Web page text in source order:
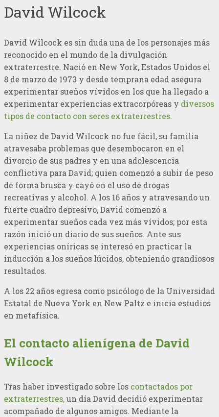
David Wilcock
David Wilcock es sin duda una de los personajes más
reconocido en el mundo de la divulgación
extraterrestre. Nació en New York, Estados Unidos el
8 de marzo de 1973 y desde temprana edad asegura
experimentar sueños vívidos en los que ha llegado a
experimentar experiencias extracorpóreas y diversos
tipos de contacto con seres extraterrestres.
La niñez de David Wilcock no fue fácil, su familia
atravesaba problemas que desembocaron en el
divorcio de sus padres y en una adolescencia
conflictiva para David; quien comenzó a subir de peso
de forma brusca y cayó en el uso de drogas
recreativas y alcohol. A los 16 años y atravesando un
fuerte cuadro depresivo, David comenzó a
experimentar sueños cada vez más vívidos; por esta
razón inició un diario de sus sueños. Ante sus
experiencias oníricas se interesó en practicar la
inducción a los sueños lúcidos, obteniendo grandiosos
resultados.
A los 22 años egresa como psicólogo de la Universidad
Estatal de Nueva York en New Paltz e inicia estudios
en metafísica.
El contacto alienígena de David
Wilcock
Tras haber investigado sobre los contactados por
extraterrestres,un día David decidió experimentar
acompañado de algunos amigos. Mediante la